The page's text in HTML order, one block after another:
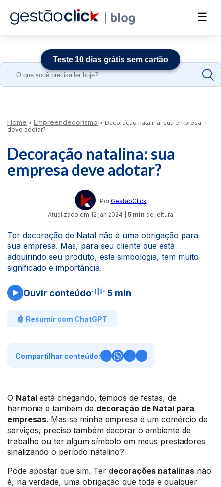
☰
Search
Home > Empreendedorismo > Decoração natalina: sua empresa
deve adotar?
Decoração natalina: sua
empresa deve adotar?
Por GestãoClick
Atualizado em 12 jan 2024 5 min de leitura
Ter decoração de Natal não é uma obrigação para
sua empresa. Mas, para seu cliente que está
adquirindo seu produto, esta simbologia, tem muito
significado e importância.
Ouvir conteúdo 5 min
🤖 Resumir com ChatGPT
Compartilhar conteúdo:
O Natal está chegando, tempos de festas, de
harmonia e também de decoração de Natal para
empresas. Mas se minha empresa é um comércio de
serviços, preciso também decorar o ambiente de
trabalho ou ter algum símbolo em meus prestadores
sinalizando o período natalino?
Pode apostar que sim. Ter decorações natalinas não
é, na verdade, uma obrigação que toda e qualquer
Teste 10 dias grátis sem cartão